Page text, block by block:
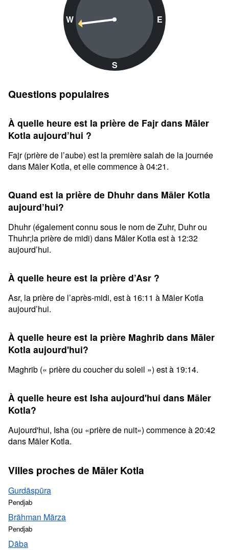
W
S
E
Questions populaires
À quelle heure est la prière de Fajr dans Māler
Kotla aujourd’hui ?
Fajr (prière de l’aube) est la première salah de la journée
dans Māler Kotla, et elle commence à 04:21.
Quand est la prière de Dhuhr dans Māler Kotla
aujourd’hui?
Dhuhr (également connu sous le nom de Zuhr, Duhr ou
Thuhr;la prière de midi) dans Māler Kotla est à 12:32
aujourd’hui.
À quelle heure est la prière d’Asr ?
Asr, la prière de l’après-midi, est à 16:11 à Māler Kotla
aujourd’hui.
À quelle heure est la prière Maghrib dans Māler
Kotla aujourd'hui?
Maghrib (« prière du coucher du soleil ») est à 19:14.
À quelle heure est Isha aujourd'hui dans Māler
Kotla?
Aujourd'hui, Isha (ou «prière de nuit») commence à 20:42
dans Māler Kotla.
Villes proches de Māler Kotla
Gurdāspūra
Pendjab
Brāhman Mārza
Pendjab
Dāba